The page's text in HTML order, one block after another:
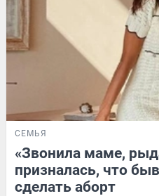
СЕМЬЯ
«Звонила маме,
призналась, что
сделать аборт